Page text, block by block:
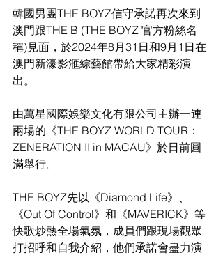
韓國男團THE BOYZ信守承諾再次來到
澳門跟THE B (THE BOYZ 官方粉絲名
稱)見面，於2024年8月31日和9月1日在
澳門新濠影滙綜藝館帶給大家精彩演
出。
由萬星國際娛樂文化有限公司主辦一連
兩場的《THE BOYZ WORLD TOUR：
ZENERATION II in MACAU》於日前圓
滿舉行。
THE BOYZ先以《Diamond Life》、
《Out Of Control》和《MAVERICK》等
快歌炒熱全場氣氛，成員們跟現場觀眾
打招呼和自我介紹，他們承諾會盡力演